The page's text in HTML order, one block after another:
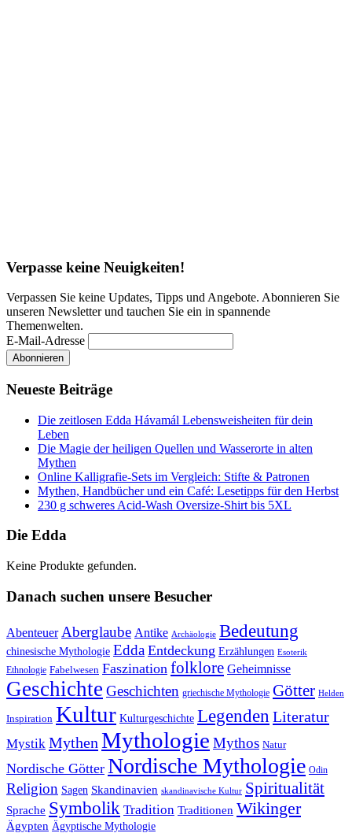
Verpasse keine Neuigkeiten!
Verpassen Sie keine Updates, Tipps und Angebote. Abonnieren Sie
unseren Newsletter und tauchen Sie ein in spannende
Themenwelten.
E-Mail-Adresse
Neueste Beiträge
Die zeitlosen Edda Hávamál Lebensweisheiten für dein
Leben
Die Magie der heiligen Quellen und Wasserorte in alten
Mythen
Online Kalligrafie‑Sets im Vergleich: Stifte & Patronen
Mythen, Handbücher und ein Café: Lesetipps für den Herbst
230 g schweres Acid-Wash Oversize-Shirt bis 5XL
Die Edda
Keine Produkte gefunden.
Danach suchen unsere Besucher
Abenteuer Aberglaube Antike Archäologie Bedeutung
chinesische Mythologie Edda Entdeckung Erzählungen Esoterik
Ethnologie Fabelwesen Faszination folklore Geheimnisse
Geschichte Geschichten griechische Mythologie Götter Helden
Inspiration Kultur Kulturgeschichte Legenden Literatur
Mystik Mythen Mythologie Mythos Natur
Nordische Götter Nordische Mythologie Odin
Religion Sagen Skandinavien skandinavische Kultur Spiritualität
Sprache Symbolik Tradition Traditionen Wikinger
Ägypten Ägyptische Mythologie